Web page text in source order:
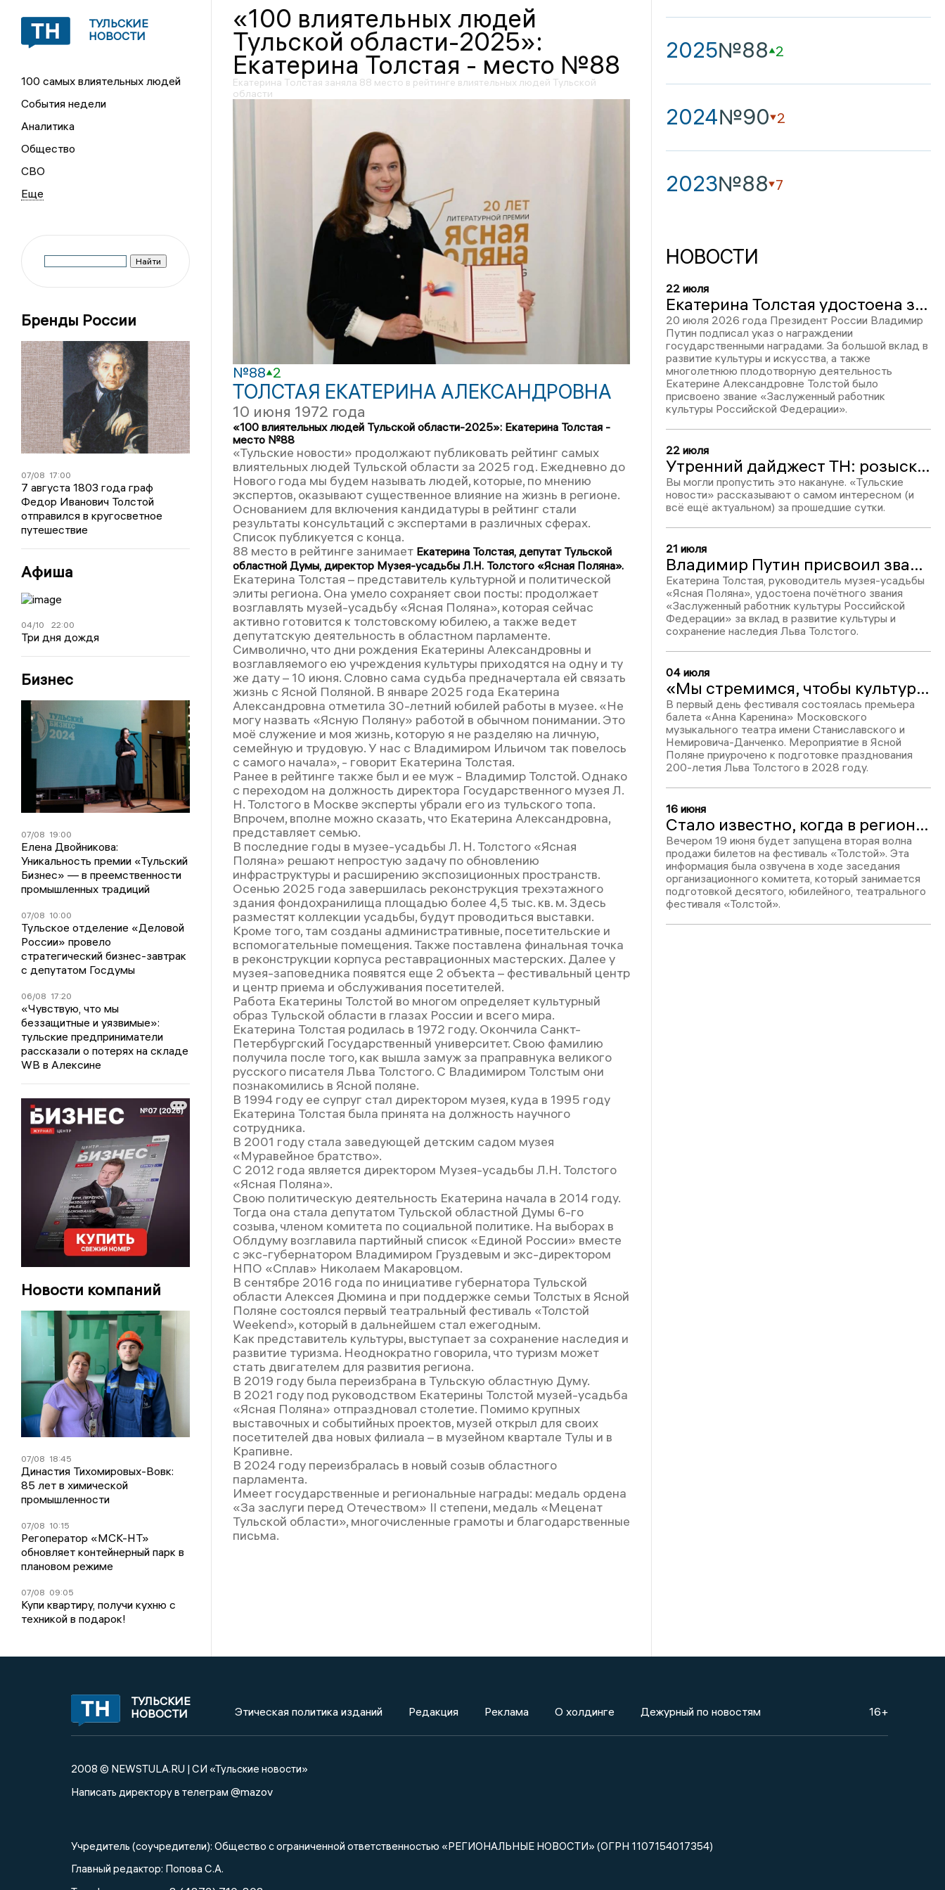
ТУЛЬСКИЕ
НОВОСТИ
100 самых влиятельных людей
События недели
Аналитика
Общество
СВО
Бренды России
07/08 17:00
7 августа 1803 года граф
Федор Иванович Толстой
отправился в кругосветное
путешествие
Афиша
04/10 22:00
Три дня дождя
Бизнес
07/08 19:00
Елена Двойникова:
Уникальность премии «Тульский
Бизнес» — в преемственности
промышленных традиций
07/08 10:00
Тульское отделение «Деловой
России» провело
стратегический бизнес-завтрак
с депутатом Госдумы
06/08 17:20
«Чувствую, что мы
беззащитные и уязвимые»:
тульские предприниматели
рассказали о потерях на складе
WB в Алексине
Новости компаний
07/08 18:45
Династия Тихомировых-Вовк:
85 лет в химической
промышленности
07/08 10:15
Регоператор «МСК-НТ»
обновляет контейнерный парк в
плановом режиме
07/08 09:05
Купи квартиру, получи кухню с
техникой в подарок!
«100 влиятельных людей
Тульской области-2025»:
Екатерина Толстая - место №88
Екатерина Толстая заняла 88 место в рейтинге влиятельных людей Тульской
области
№88 2
ТОЛСТАЯ ЕКАТЕРИНА АЛЕКСАНДРОВНА
10 июня 1972 года
«100 влиятельных людей Тульской области-2025»: Екатерина Толстая -
место №88
«Тульские новости» продолжают публиковать рейтинг самых
влиятельных людей Тульской области за 2025 год. Ежедневно до
Нового года мы будем называть людей, которые, по мнению
экспертов, оказывают существенное влияние на жизнь в регионе.
Основанием для включения кандидатуры в рейтинг стали
результаты консультаций с экспертами в различных сферах.
Список публикуется с конца.
88 место в рейтинге занимает Екатерина Толстая, депутат Тульской
областной Думы, директор Музея-усадьбы Л.Н. Толстого «Ясная Поляна».
Екатерина Толстая – представитель культурной и политической
элиты региона. Она умело сохраняет свои посты: продолжает
возглавлять музей-усадьбу «Ясная Поляна», которая сейчас
активно готовится к толстовскому юбилею, а также ведет
депутатскую деятельность в областном парламенте.
Символично, что дни рождения Екатерины Александровны и
возглавляемого ею учреждения культуры приходятся на одну и ту
же дату – 10 июня. Словно сама судьба предначертала ей связать
жизнь с Ясной Поляной. В январе 2025 года Екатерина
Александровна отметила 30-летний юбилей работы в музее. «Не
могу назвать «Ясную Поляну» работой в обычном понимании. Это
моё служение и моя жизнь, которую я не разделяю на личную,
семейную и трудовую. У нас с Владимиром Ильичом так повелось
с самого начала», - говорит Екатерина Толстая.
Ранее в рейтинге также был и ее муж - Владимир Толстой. Однако
с переходом на должность директора Государственного музея Л.
Н. Толстого в Москве эксперты убрали его из тульского топа.
Впрочем, вполне можно сказать, что Екатерина Александровна,
представляет семью.
В последние годы в музее-усадьбы Л. Н. Толстого «Ясная
Поляна» решают непростую задачу по обновлению
инфраструктуры и расширению экспозиционных пространств.
Осенью 2025 года завершилась реконструкция трехэтажного
здания фондохранилища площадью более 4,5 тыс. кв. м. Здесь
разместят коллекции усадьбы, будут проводиться выставки.
Кроме того, там созданы административные, посетительские и
вспомогательные помещения. Также поставлена финальная точка
в реконструкции корпуса реставрационных мастерских. Далее у
музея-заповедника появятся еще 2 объекта – фестивальный центр
и центр приема и обслуживания посетителей.
Работа Екатерины Толстой во многом определяет культурный
образ Тульской области в глазах России и всего мира.
Екатерина Толстая родилась в 1972 году. Окончила Санкт-
Петербургский Государственный университет. Свою фамилию
получила после того, как вышла замуж за праправнука великого
русского писателя Льва Толстого. С Владимиром Толстым они
познакомились в Ясной поляне.
В 1994 году ее супруг стал директором музея, куда в 1995 году
Екатерина Толстая была принята на должность научного
сотрудника.
В 2001 году стала заведующей детским садом музея
«Муравейное братство».
С 2012 года является директором Музея-усадьбы Л.Н. Толстого
«Ясная Поляна».
Свою политическую деятельность Екатерина начала в 2014 году.
Тогда она стала депутатом Тульской областной Думы 6-го
созыва, членом комитета по социальной политике. На выборах в
Облдуму возглавила партийный список «Единой России» вместе
с экс-губернатором Владимиром Груздевым и экс-директором
НПО «Сплав» Николаем Макаровцом.
В сентябре 2016 года по инициативе губернатора Тульской
области Алексея Дюмина и при поддержке семьи Толстых в Ясной
Поляне состоялся первый театральный фестиваль «Толстой
Weekend», который в дальнейшем стал ежегодным.
Как представитель культуры, выступает за сохранение наследия и
развитие туризма. Неоднократно говорила, что туризм может
стать двигателем для развития региона.
В 2019 году была переизбрана в Тульскую областную Думу.
В 2021 году под руководством Екатерины Толстой музей-усадьба
«Ясная Поляна» отпраздновал столетие. Помимо крупных
выставочных и событийных проектов, музей открыл для своих
посетителей два новых филиала – в музейном квартале Тулы и в
Крапивне.
В 2024 году переизбралась в новый созыв областного
парламента.
Имеет государственные и региональные награды: медаль ордена
«За заслуги перед Отечеством» II степени, медаль «Меценат
Тульской области», многочисленные грамоты и благодарственные
письма.
2025№88 2
2024№90 2
2023№88 7
НОВОСТИ
22 июля
Екатерина Толстая удостоена звания «Заслуженный работник культуры Российской Федерации»
20 июля 2026 года Президент России Владимир
Путин подписал указ о награждении
государственными наградами. За большой вклад в
развитие культуры и искусства, а также
многолетнюю плодотворную деятельность
Екатерине Александровне Толстой было
присвоено звание «Заслуженный работник
культуры Российской Федерации».
22 июля
Утренний дайджест ТН: розыск экс-руководителя «Росспиртпрома», авария в Алексине и количество избирателей в регионе
Вы могли пропустить это накануне. «Тульские
новости» рассказывают о самом интересном (и
всё ещё актуальном) за прошедшие сутки.
21 июля
Владимир Путин присвоил звание заслуженного работника культуры директору «Ясной Поляны»
Екатерина Толстая, руководитель музея-усадьбы
«Ясная Поляна», удостоена почётного звания
«Заслуженный работник культуры Российской
Федерации» за вклад в развитие культуры и
сохранение наследия Льва Толстого.
04 июля
«Мы стремимся, чтобы культурная жизнь была доступна каждому»: в Туле стартовал десятый юбилейный фестиваль «Толстой»
В первый день фестиваля состоялась премьера
балета «Анна Каренина» Московского
музыкального театра имени Станиславского и
Немировича-Данченко. Мероприятие в Ясной
Поляне приурочено к подготовке празднования
200-летия Льва Толстого в 2028 году.
16 июня
Стало известно, когда в регионе стартует вторая волна продажи билетов на фестиваль «Толстой»
Вечером 19 июня будет запущена вторая волна
продажи билетов на фестиваль «Толстой». Эта
информация была озвучена в ходе заседания
организационного комитета, который занимается
подготовкой десятого, юбилейного, театрального
фестиваля «Толстой».
ТУЛЬСКИЕ
НОВОСТИ
Этическая политика изданий Редакция Реклама О холдинге Дежурный по новостям 16+
2008 © NEWSTULA.RU | СИ «Тульские новости»
Написать директору в телеграм @mazov
Учредитель (соучредители): Общество с ограниченной ответственностью «РЕГИОНАЛЬНЫЕ НОВОСТИ» (ОГРН 1107154017354)
Главный редактор: Попова С.А.